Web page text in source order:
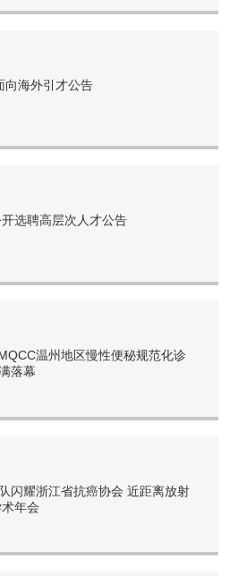
向海外引才公告
选聘高层次人才公告
温州地区慢性便秘规范化诊
落幕
闪耀浙江省抗癌协会 近距离放射
年会